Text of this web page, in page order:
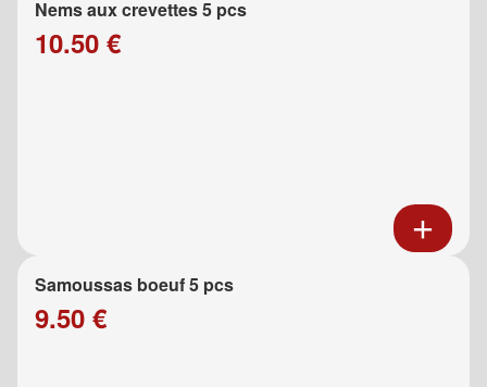
Nems aux crevettes 5 pcs
10.50 €
Samoussas boeuf 5 pcs
9.50 €